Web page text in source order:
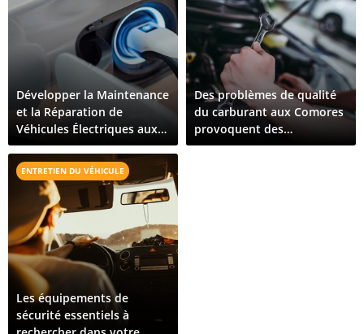
Développer la Maintenance
et la Réparation de
Véhicules Électriques aux
Comores : Ce Qu'il Faut
Pour Croître
Des problèmes de qualité
du carburant aux Comores
provoquent des
dysfonctionnements de
ENTRETIEN DU VÉHICULE
Les équipements de
sécurité essentiels à